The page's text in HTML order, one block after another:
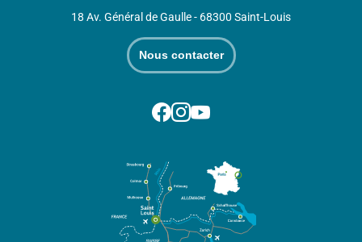
18 Av. Général de Gaulle - 68300 Saint-Louis
Nous contacter
Suivez-nous sur Facebook
Suivez-nous sur Instagram
Suivez-nous sur Youtube